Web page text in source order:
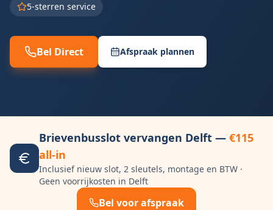
5-sterren service
Bel Direct Afspraak plannen
Brievenbusslot vervangen Delft — €115
all-in
Inclusief nieuw slot, 2 sleutels, montage en BTW ·
Geen voorrijkosten in Delft
Bel voor afspraak